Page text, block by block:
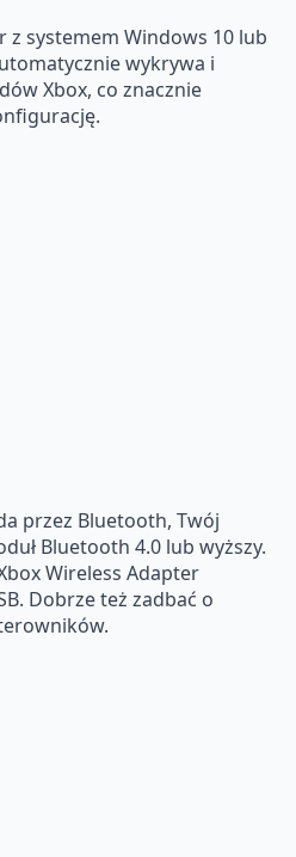
systemem Windows 10 lub
wykrywa i
Xbox, co znacznie
przez Bluetooth, Twój
Bluetooth 4.0 lub wyższy.
Wireless Adapter
Dobrze też zadbać o